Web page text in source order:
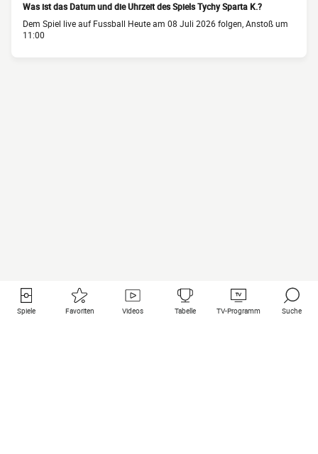
Was ist das Datum und die Uhrzeit des Spiels Tychy Sparta K.?
Dem Spiel live auf Fussball Heute am 08 Juli 2026 folgen, Anstoß um
11:00
Spiele Favoriten Videos Tabelle TV-Programm Suche